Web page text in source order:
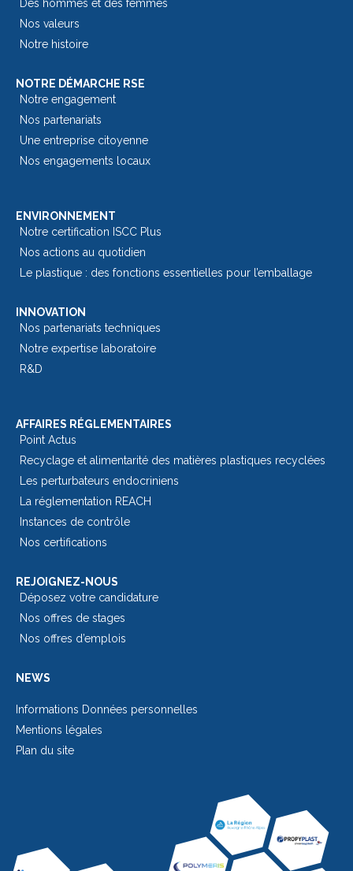
Des hommes et des femmes
Nos valeurs
Notre histoire
NOTRE DÉMARCHE RSE
Notre engagement
Nos partenariats
Une entreprise citoyenne
Nos engagements locaux
ENVIRONNEMENT
Notre certification ISCC Plus
Nos actions au quotidien
Le plastique : des fonctions essentielles pour l’emballage​
INNOVATION
Nos partenariats techniques
Notre expertise laboratoire
R&D
AFFAIRES RÉGLEMENTAIRES
Point Actus
Recyclage et alimentarité des matières plastiques recyclées
Les perturbateurs endocriniens
La réglementation REACH
Instances de contrôle
Nos certifications
REJOIGNEZ-NOUS
Déposez votre candidature
Nos offres de stages
Nos offres d’emplois
NEWS
Informations Données personnelles
Mentions légales
Plan du site